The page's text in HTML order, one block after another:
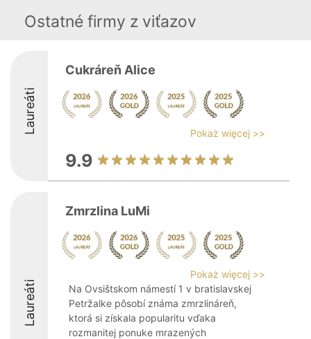
Ostatné firmy z viťazov
Laureáti
Cukráreň Alice
Pokaż więcej >>
9.9
Laureáti
Zmrzlina LuMi
Pokaż więcej >>
Na Ovsištskom námestí 1 v bratislavskej
Petržalke pôsobí známa zmrzlináreň,
ktorá si získala popularitu vďaka
rozmanitej ponuke mrazených